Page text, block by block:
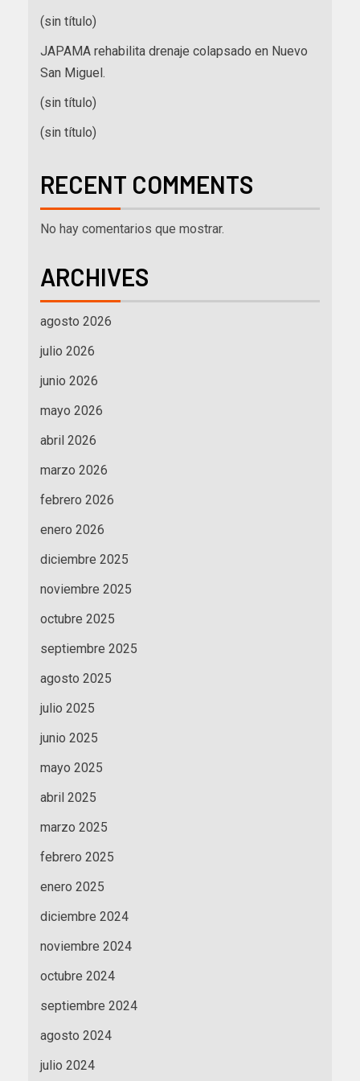
(sin título)
JAPAMA rehabilita drenaje colapsado en Nuevo
San Miguel.
(sin título)
(sin título)
RECENT COMMENTS
No hay comentarios que mostrar.
ARCHIVES
agosto 2026
julio 2026
junio 2026
mayo 2026
abril 2026
marzo 2026
febrero 2026
enero 2026
diciembre 2025
noviembre 2025
octubre 2025
septiembre 2025
agosto 2025
julio 2025
junio 2025
mayo 2025
abril 2025
marzo 2025
febrero 2025
enero 2025
diciembre 2024
noviembre 2024
octubre 2024
septiembre 2024
agosto 2024
julio 2024